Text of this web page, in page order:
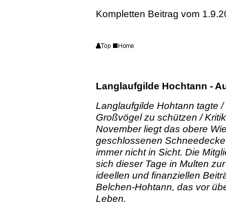
Kompletten Beitrag vom
Langlaufgilde Hochtann -
Langlaufgilde Hohtann tagte
Großvögel zu schützen /
November liegt das obere
geschlossenen
immer nicht in Sicht. Die
sich dieser Tage in Multen
ideellen und finanziellen
Belchen-Hohtann, das vor
Leben.